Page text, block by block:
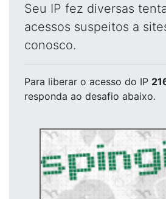
Seu IP fez diversas
acessos suspeitos a
conosco.
Para liberar o acesso do IP
responda ao desafio abaixo.